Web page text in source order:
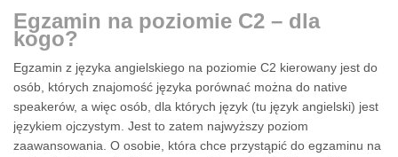
Egzamin na poziomie C2 – dla
kogo?
Egzamin z języka angielskiego na poziomie C2 kierowany jest do
osób, których znajomość języka porównać można do native
speakerów, a więc osób, dla których język (tu język angielski) jest
językiem ojczystym. Jest to zatem najwyższy poziom
zaawansowania. O osobie, która chce przystąpić do egzaminu na